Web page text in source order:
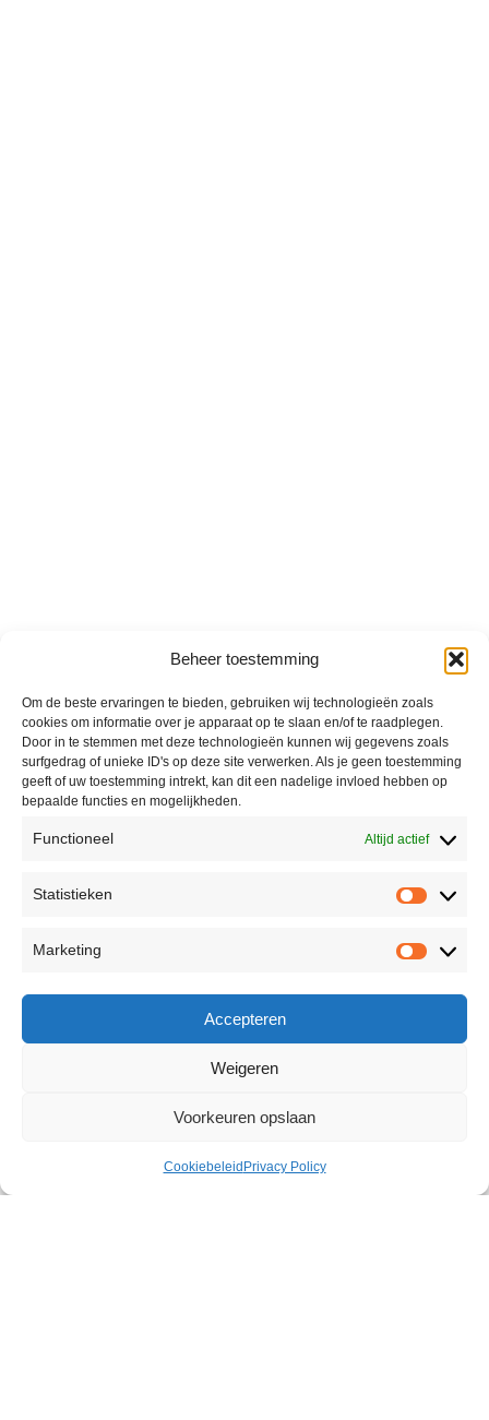
Beheer toestemming
Om de beste ervaringen te bieden, gebruiken wij technologieën zoals
cookies om informatie over je apparaat op te slaan en/of te raadplegen.
Door in te stemmen met deze technologieën kunnen wij gegevens zoals
surfgedrag of unieke ID's op deze site verwerken. Als je geen toestemming
geeft of uw toestemming intrekt, kan dit een nadelige invloed hebben op
bepaalde functies en mogelijkheden.
Functioneel Altijd actief
Statistieken
Marketing
Accepteren
Weigeren
Voorkeuren opslaan
Cookiebeleid Privacy Policy